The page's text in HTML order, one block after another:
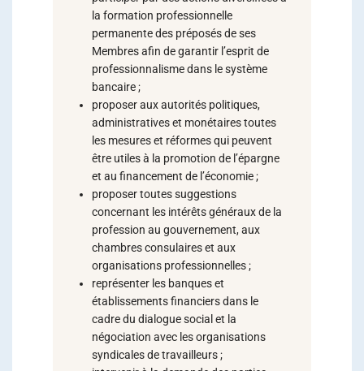
la formation professionnelle
permanente des préposés de ses
Membres afin de garantir l’esprit de
professionnalisme dans le système
bancaire ;
proposer aux autorités politiques,
administratives et monétaires toutes
les mesures et réformes qui peuvent
être utiles à la promotion de l’épargne
et au financement de l’économie ;
proposer toutes suggestions
concernant les intérêts généraux de la
profession au gouvernement, aux
chambres consulaires et aux
organisations professionnelles ;
représenter les banques et
établissements financiers dans le
cadre du dialogue social et la
négociation avec les organisations
syndicales de travailleurs ;